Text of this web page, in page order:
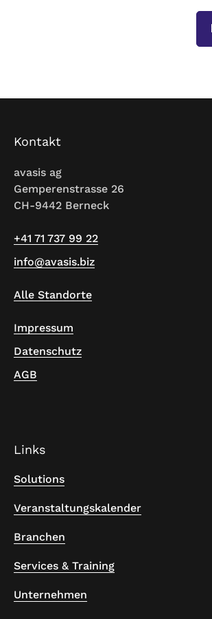
Kontakt
avasis ag
Gemperenstrasse 26
CH-9442 Berneck
+41 71 737 99 22
info@avasis.biz
Alle Standorte
Impressum
Datenschutz
AGB
Links
Solutions
Veranstaltungskalender
Branchen
Services & Training
Unternehmen